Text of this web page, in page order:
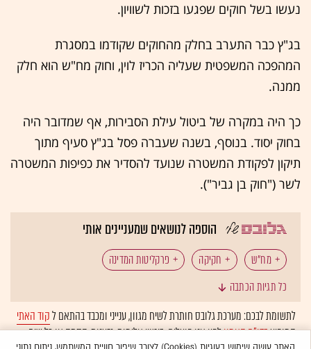
נעשו בשל חוקים שפגעו בזכות לשוויון.
בג"ץ כבר התערב בחלק מהחוקים שקודמו במסגרת
המהפכה המשפטית שעליה הכריז לוין, וחוק מח"ש הוא חלק
ממנה.
כך היה במקרה של ביטול עילת הסבירות, אף שמדובר היה
בחוק יסוד. בנוסף, בשנה שעברה פסל בג"ץ סעיף מתוך
תיקון לפקודת המשטרה שנועד להסדיר את כפיפות המשטרה
לשר ("חוק בן גביר").
הוספה לנושאים שמעניינים אותי
מח"ש חקיקה פרקליטות המדינה
משרד המשפטים
כל תגיות הכתבה
לתשומת לבכם: מערכת גלובס חותרת לשיח מגוון, ענייני ומכבד בהתאם לקוד האתי
המופיעבדו"ח האמוןלפיו אנו פועלים. ביטויי אלימות, גזענות, הסתה או כל שיח